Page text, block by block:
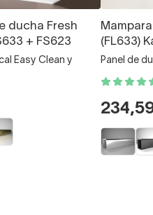
ducha Fresh
+ FS623
Easy Clean y
(FL633)
Panel de